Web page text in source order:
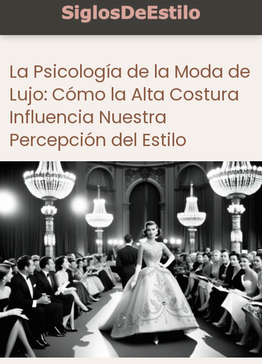
La Psicología de la Moda de
Lujo: Cómo la Alta Costura
Influencia Nuestra
Percepción del Estilo